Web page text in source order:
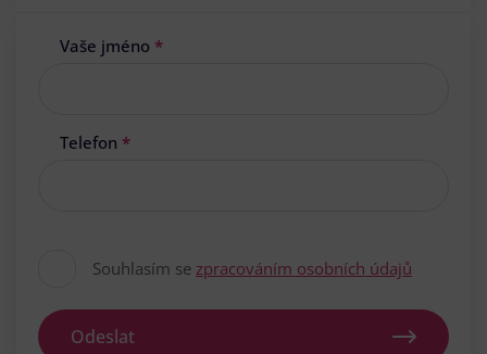
Vaše jméno *
Telefon *
Souhlasím se zpracováním osobních údajů
Odeslat